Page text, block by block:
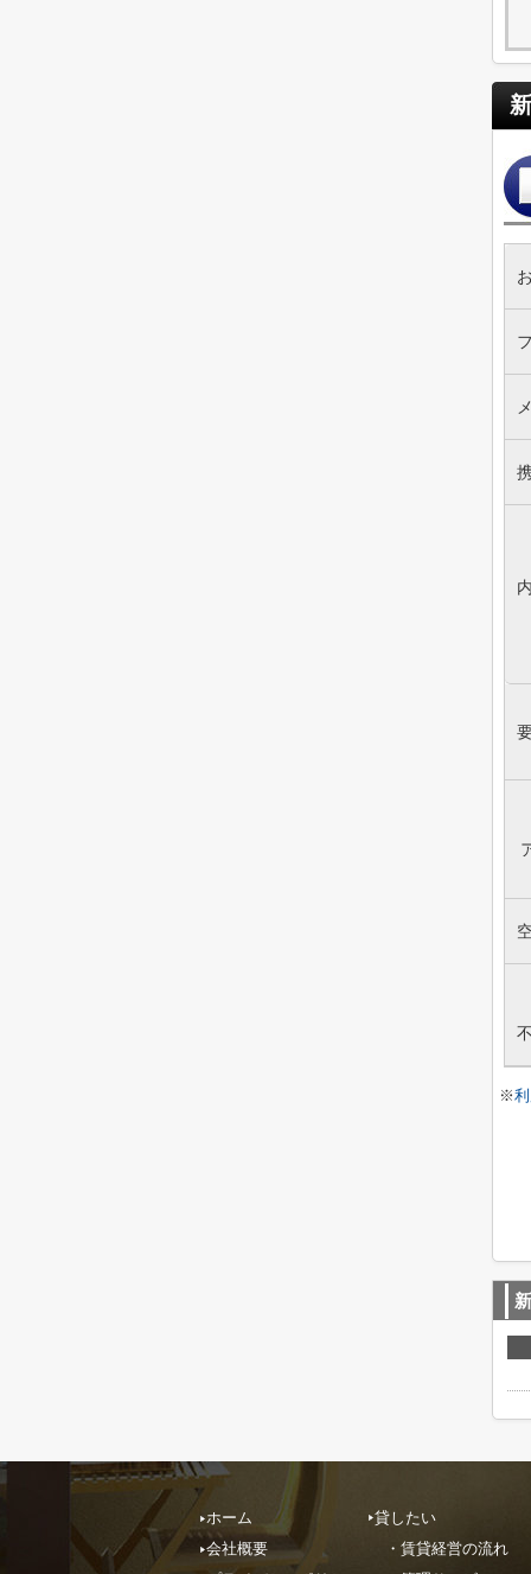
※
ホーム
会社概要
貸したい
・賃貸経営の流れ